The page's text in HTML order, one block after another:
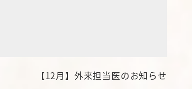
【12月】外来担当医のお知らせ